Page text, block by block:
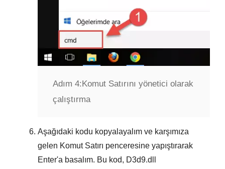
Adım 4: Komut Satırını yönetici olarak
çalıştırma
Aşağıdaki kodu kopyalayalım ve karşımıza
gelen Komut Satırı penceresine yapıştırarak
Enter'a basalım. Bu kod, D3d9.dll